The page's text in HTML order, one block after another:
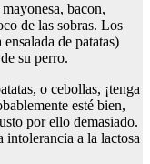
bacon,
de las sobras. Los
de patatas)
su perro.
o cebollas, ¡tenga
esté bien,
por ello demasiado.
intolerancia a la lactosa